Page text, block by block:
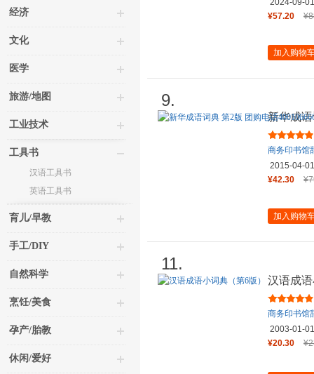
经济
文化
医学
旅游/地图
工业技术
工具书
汉语工具书
英语工具书
育儿/早教
手工/DIY
自然科学
烹饪/美食
孕产/胎教
休闲/爱好
2024-09-01
¥57.20
加入购物
9.
新华成语
转6
商务印书馆
2015-04-01
¥42.30
加入购物
11.
汉语成
商务印书馆
2003-01-01
¥20.30